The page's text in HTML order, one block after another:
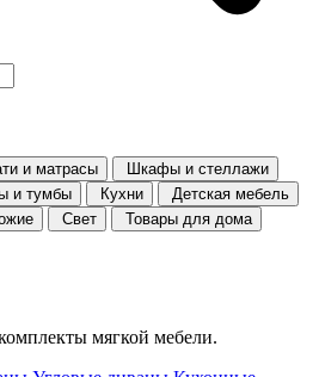
и матрасы
Шкафы и стеллажи
и тумбы Кухни
Детская мебель
Свет
Товары для дома
мягкой мебели.